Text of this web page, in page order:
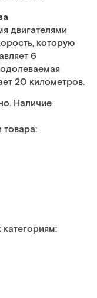
двигателями
которую
6
20 километров.
Наличие
категориям: